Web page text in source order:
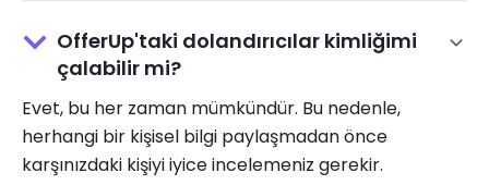
OfferUp'taki dolandırıcılar kimliğimi
çalabilir mi?
Evet, bu her zaman mümkündür. Bu nedenle,
herhangi bir kişisel bilgi paylaşmadan önce
karşınızdaki kişiyi iyice incelemeniz gerekir.